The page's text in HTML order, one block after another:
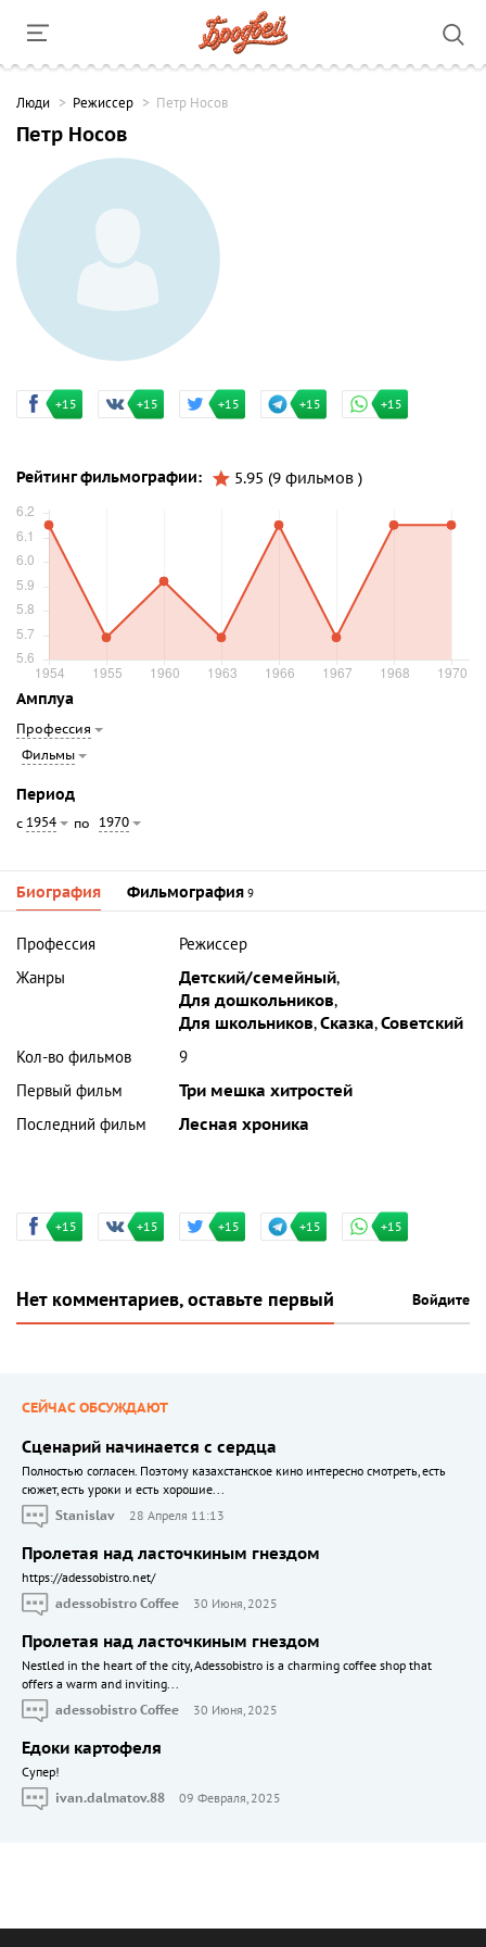
Люди Режиссер Петр Носов
Петр Носов
+15 +15 +15 +15 +15
Рейтинг фильмографии: 5.95 (9 фильмов )
Амплуа
Профессия
Фильмы
Период
с 1954 по 1970
Биография Фильмография 9
Профессия
Режиссер
Жанры
Детский/семейный,
Для дошкольников,
Для школьников,Сказка,Советский
Кол-во фильмов
9
Первый фильм
Три мешка хитростей
Последний фильм
Лесная хроника
+15 +15 +15 +15 +15
Нет комментариев, оставьте первый Войдите
СЕЙЧАС ОБСУЖДАЮТ
Сценарий начинается с сердца
Полностью согласен. Поэтому казахстанское кино интересно смотреть, есть
сюжет, есть уроки и есть хорошие...
Stanislav
28 Апреля 11:13
Пролетая над ласточкиным гнездом
https://adessobistro.net/
adessobistro Coffee
30 Июня, 2025
Пролетая над ласточкиным гнездом
Nestled in the heart of the city, Adessobistro is a charming coffee shop that
offers a warm and inviting...
adessobistro Coffee
30 Июня, 2025
Едоки картофеля
Cупер!
ivan.dalmatov.88
09 Февраля, 2025